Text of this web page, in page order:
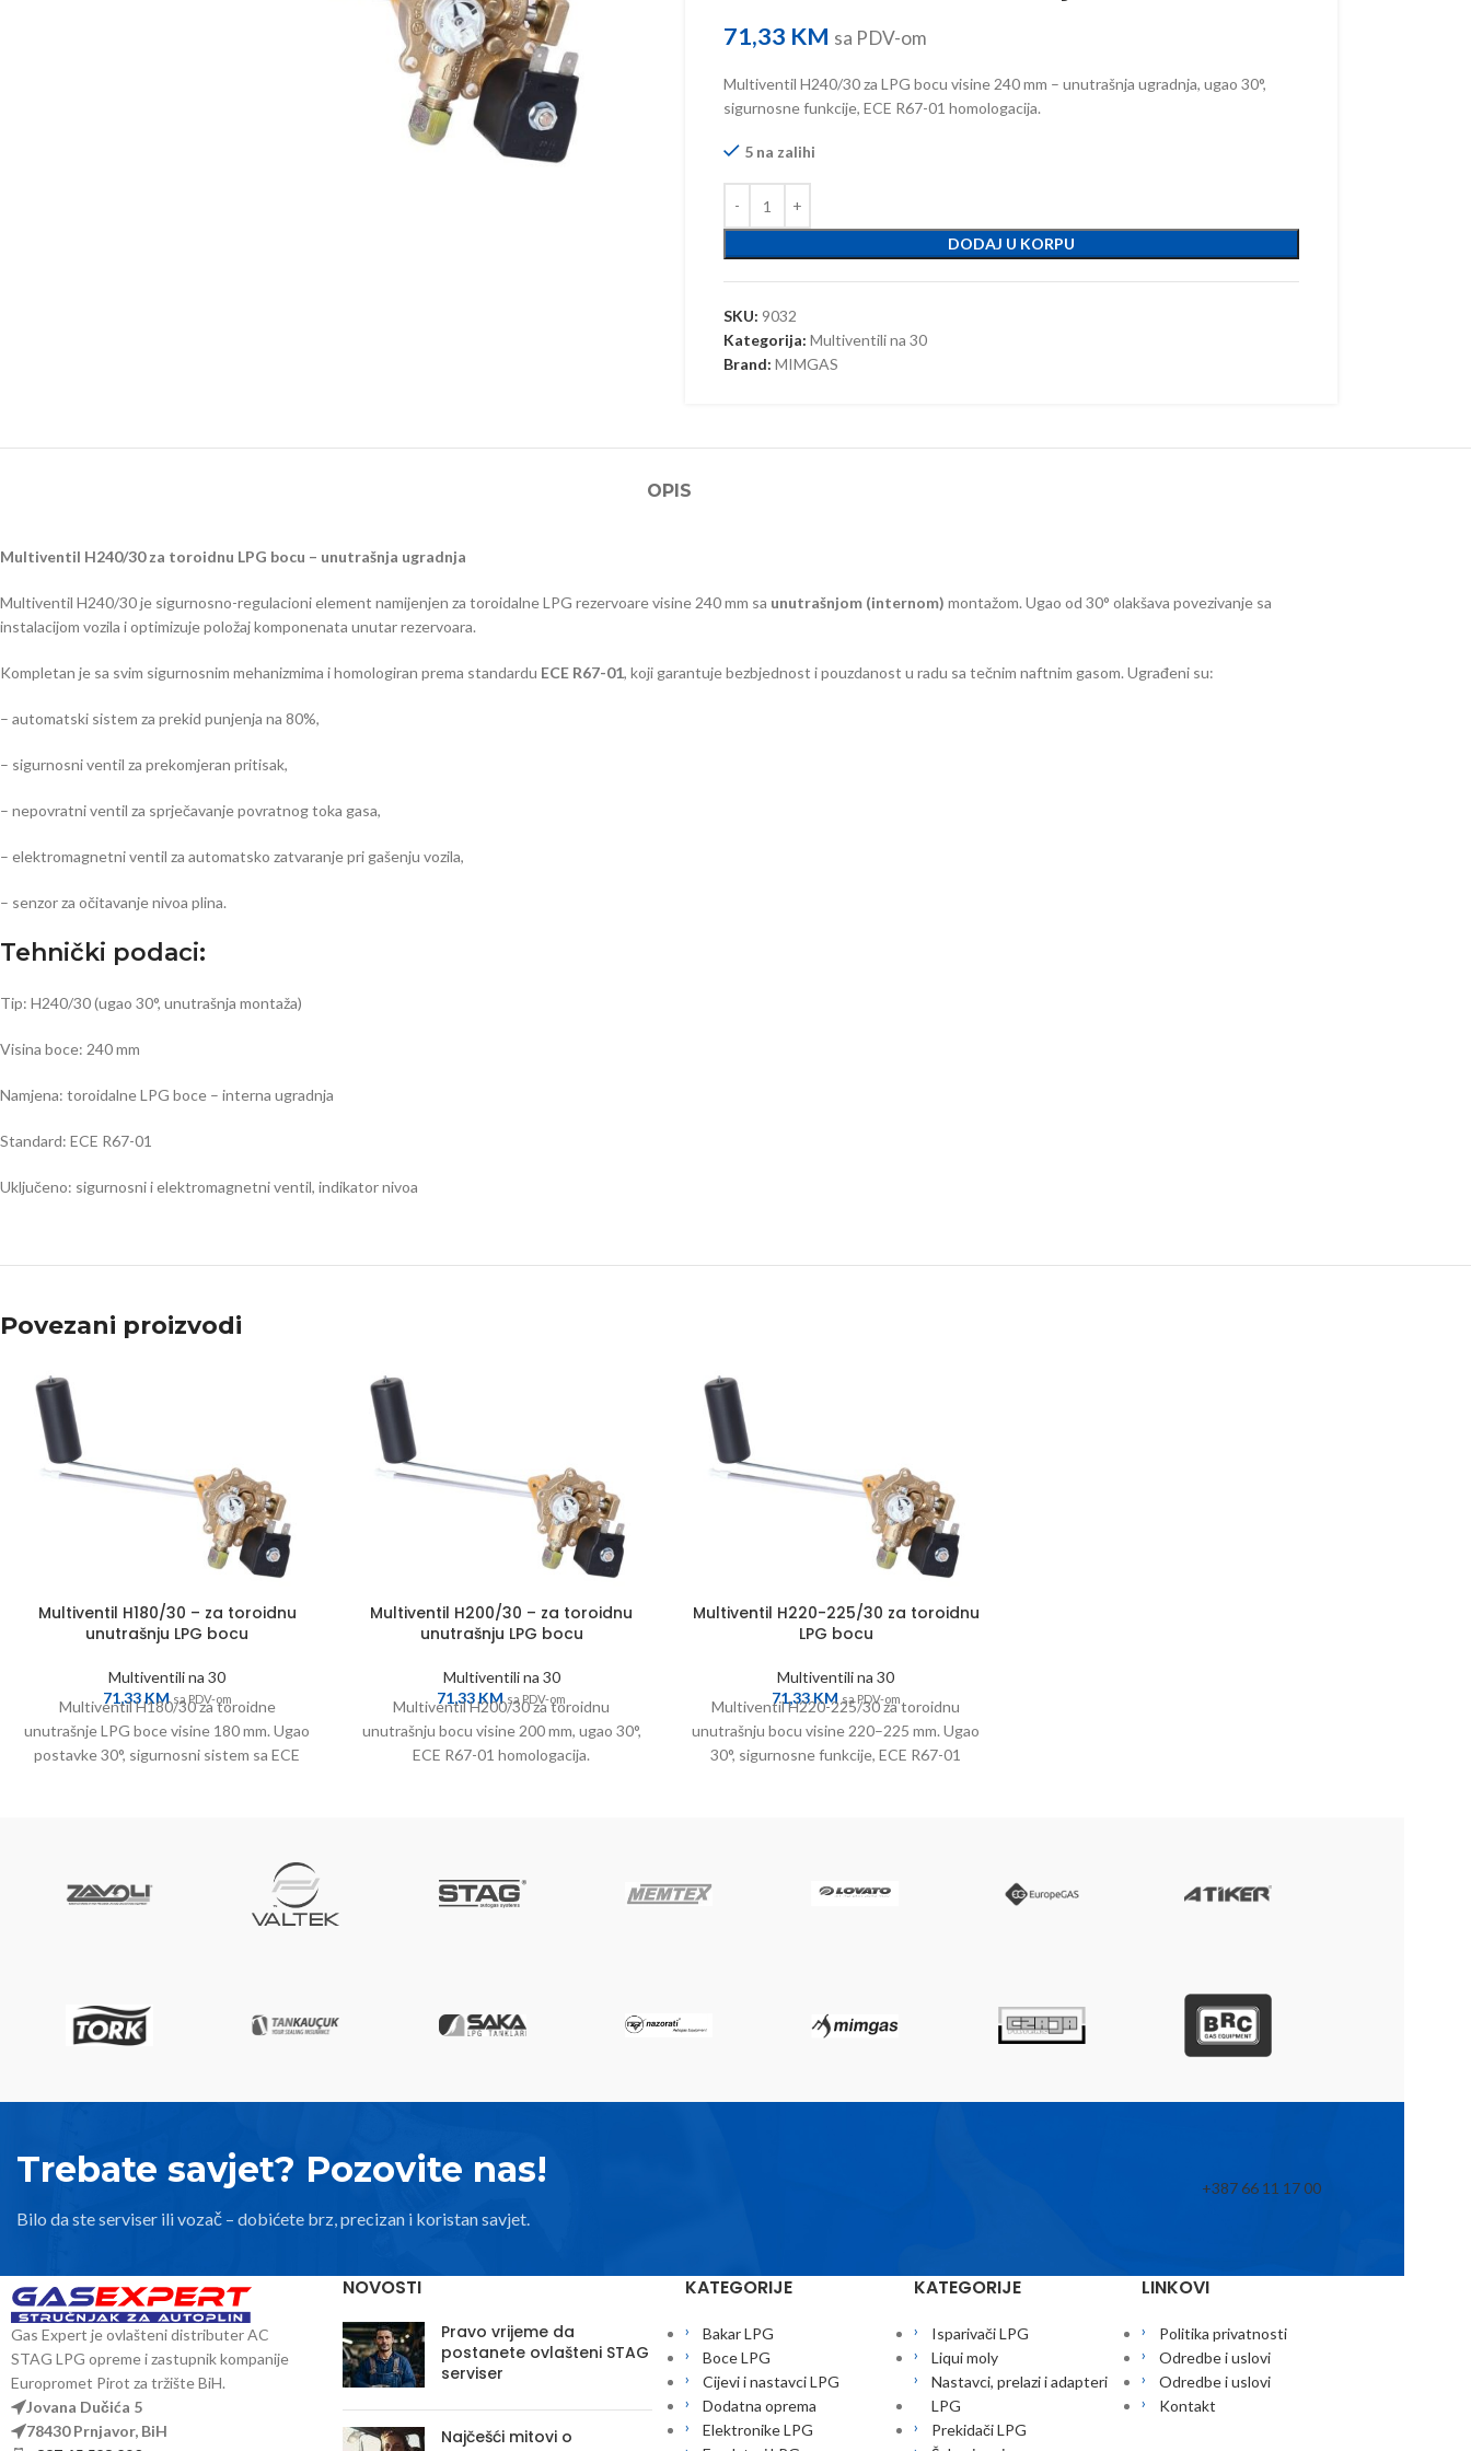
71,33 KM sa PDV-om
Multiventil H240/30 za LPG bocu visine 240 mm – unutrašnja ugradnja, ugao 30°,
sigurnosne funkcije, ECE R67-01 homologacija.
5 na zalihi
DODAJ U KORPU
SKU: 9032
Kategorija: Multiventili na 30
Brand: MIMGAS
OPIS
Multiventil H240/30 za toroidnu LPG bocu – unutrašnja ugradnja
Multiventil H240/30 je sigurnosno-regulacioni element namijenjen za toroidalne LPG rezervoare visine 240 mm sa unutrašnjom (internom) montažom. Ugao od 30° olakšava povezivanje sa
instalacijom vozila i optimizuje položaj komponenata unutar rezervoara.
Kompletan je sa svim sigurnosnim mehanizmima i homologiran prema standardu ECE R67-01, koji garantuje bezbjednost i pouzdanost u radu sa tečnim naftnim gasom. Ugrađeni su:
– automatski sistem za prekid punjenja na 80%,
– sigurnosni ventil za prekomjeran pritisak,
– nepovratni ventil za sprječavanje povratnog toka gasa,
– elektromagnetni ventil za automatsko zatvaranje pri gašenju vozila,
– senzor za očitavanje nivoa plina.
Tehnički podaci:
Tip: H240/30 (ugao 30°, unutrašnja montaža)
Visina boce: 240 mm
Namjena: toroidalne LPG boce – interna ugradnja
Standard: ECE R67-01
Uključeno: sigurnosni i elektromagnetni ventil, indikator nivoa
Povezani proizvodi
Multiventil H180/30 – za toroidnu
unutrašnju LPG bocu
Multiventili na 30
71,33KM sa PDV-om
Multiventil H180/30 za toroidne
unutrašnje LPG boce visine 180 mm. Ugao
postavke 30°, sigurnosni sistem sa ECE
Multiventil H200/30 – za toroidnu
unutrašnju LPG bocu
Multiventili na 30
71,33KM sa PDV-om
Multiventil H200/30 za toroidnu
unutrašnju bocu visine 200 mm, ugao 30°,
ECE R67-01 homologacija.
Multiventil H220-225/30 za toroidnu
LPG bocu
Multiventili na 30
71,33KM sa PDV-om
Multiventil H220-225/30 za toroidnu
unutrašnju bocu visine 220–225 mm. Ugao
30°, sigurnosne funkcije, ECE R67-01
Trebate savjet? Pozovite nas!
Bilo da ste serviser ili vozač – dobićete brz, precizan i koristan savjet.
+387 66 11 17 00
Gas Expert je ovlašteni distributer AC
STAG LPG opreme i zastupnik kompanije
Europromet Pirot za tržište BiH.
Jovana Dučića 5
78430 Prnjavor, BiH
NOVOSTI
Pravo vrijeme da
postanete ovlašteni STAG
serviser
Najčešći mitovi o
KATEGORIJE
Bakar LPG
Boce LPG
Cijevi i nastavci LPG
Dodatna oprema
Elektronike LPG
KATEGORIJE
Isparivači LPG
Liqui moly
Nastavci, prelazi i adapteri
LPG
Prekidači LPG
LINKOVI
Politika privatnosti
Odredbe i uslovi
Odredbe i uslovi
Kontakt